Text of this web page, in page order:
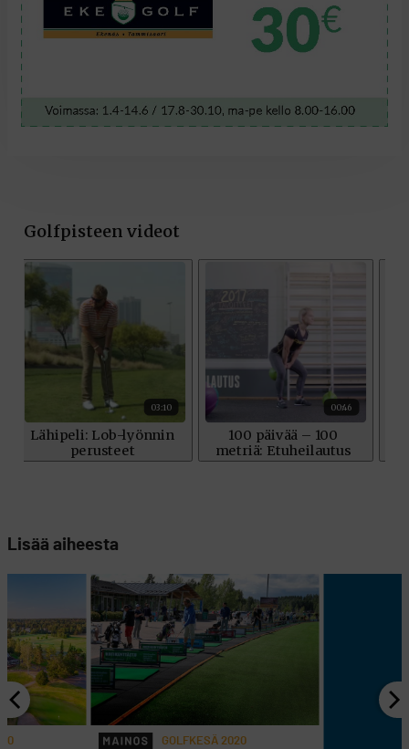
Lisää aiheesta
GOLFKESÄ 2020